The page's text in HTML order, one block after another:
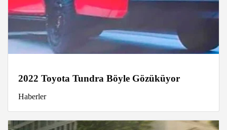
2022 Toyota Tundra Böyle Gözüküyor
Haberler